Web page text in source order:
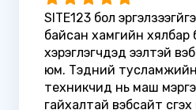
SITE123 бол
байсан хамгийн хялбар
хэрэглэгчдэд ээлтэй
юм. Тэдний
техникчид нь маш
гайхалтай вэбсайт үүсгэх